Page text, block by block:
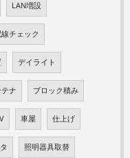
LAN増設
チェック
デイライト
ナ ブロック積み
車屋 仕上げ
照明器具取替